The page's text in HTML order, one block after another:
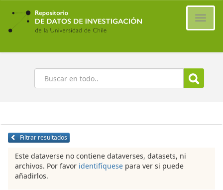
Ir
contenido
principal
Buscar
Filtrar resultados
Este dataverse no contiene dataverses, datasets, ni
archivos. Por favor identifíquese para ver si puede
añadirlos.